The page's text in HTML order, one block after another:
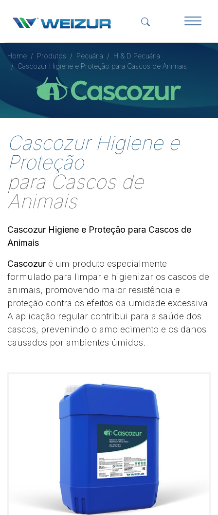
Home Produtos Pecuária
H & D Pecuária
Cascozur Higiene e Proteção para Cascos de Animais
Cascozur Higiene e
Proteção
para Cascos de
Animais
Cascozur Higiene e Proteção para Cascos de
Animais
Cascozur é um produto especialmente
formulado para limpar e higienizar os cascos de
animais, promovendo maior resistência e
proteção contra os efeitos da umidade excessiva.
A aplicação regular contribui para a saúde dos
cascos, prevenindo o amolecimento e os danos
causados por ambientes úmidos.